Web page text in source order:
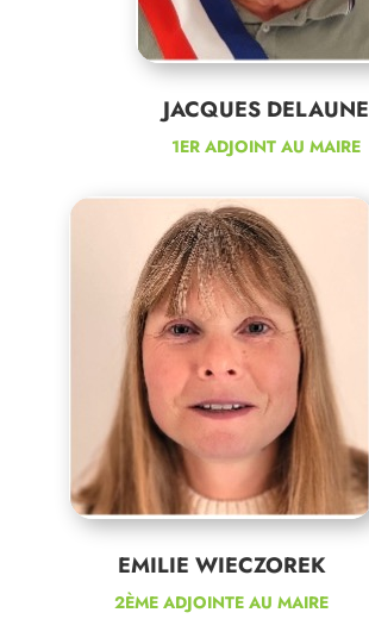
JACQUES DELAUNE
1ER ADJOINT AU MAIRE
EMILIE WIECZOREK
2ÈME ADJOINTE AU MAIRE